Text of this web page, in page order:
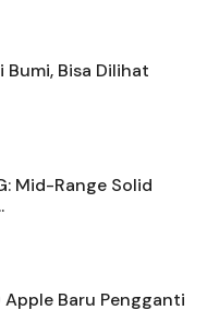
Bumi, Bisa Dilihat
Mid-Range Solid
Apple Baru Pengganti